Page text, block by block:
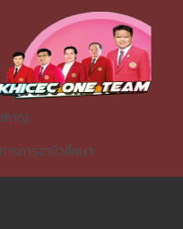
หาญ
รการอาชีวศึกษา